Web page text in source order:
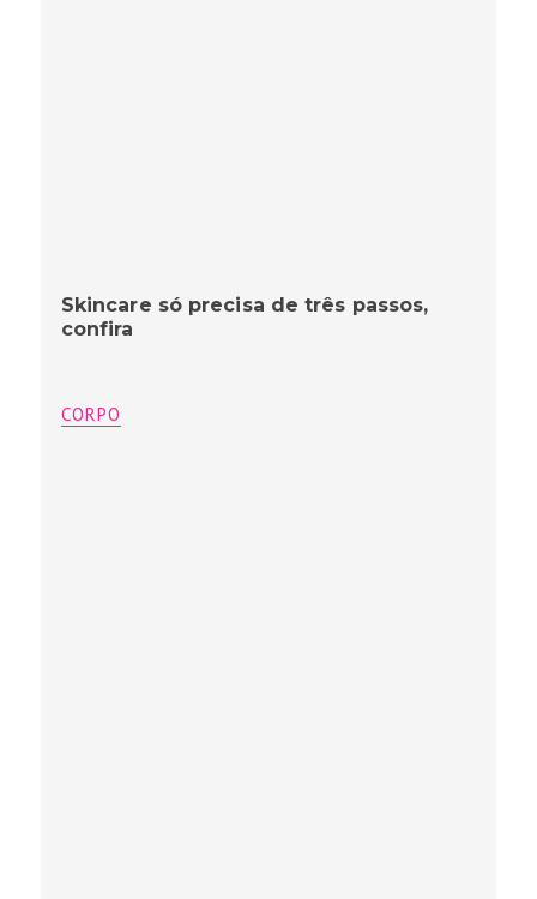
Skincare só precisa de três passos,
confira
CORPO